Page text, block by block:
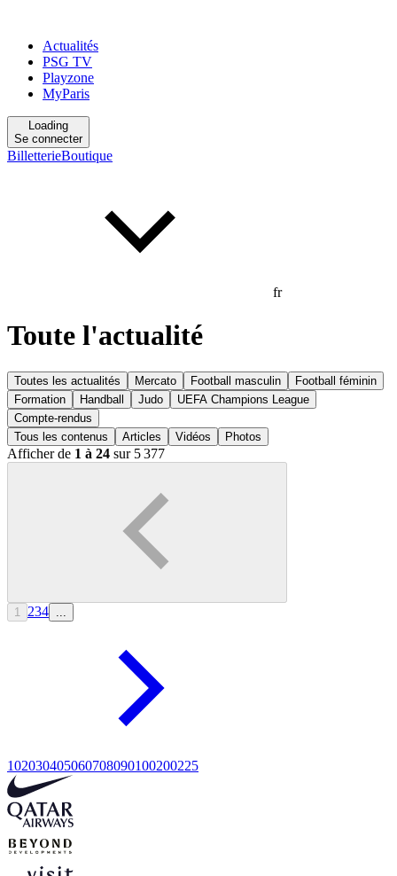
Actualités
PSG TV
Playzone
MyParis
Loading
Se connecter
BilletterieBoutique
fr
Toute l'actualité
Toutes les actualités Mercato Football masculin
Football féminin
Formation
Handball Judo
UEFA Champions League
Compte-rendus
Tous les contenus
Articles Vidéos Photos
Afficher de 1 à 24 sur 5 377
1 234
102030405060708090100200225